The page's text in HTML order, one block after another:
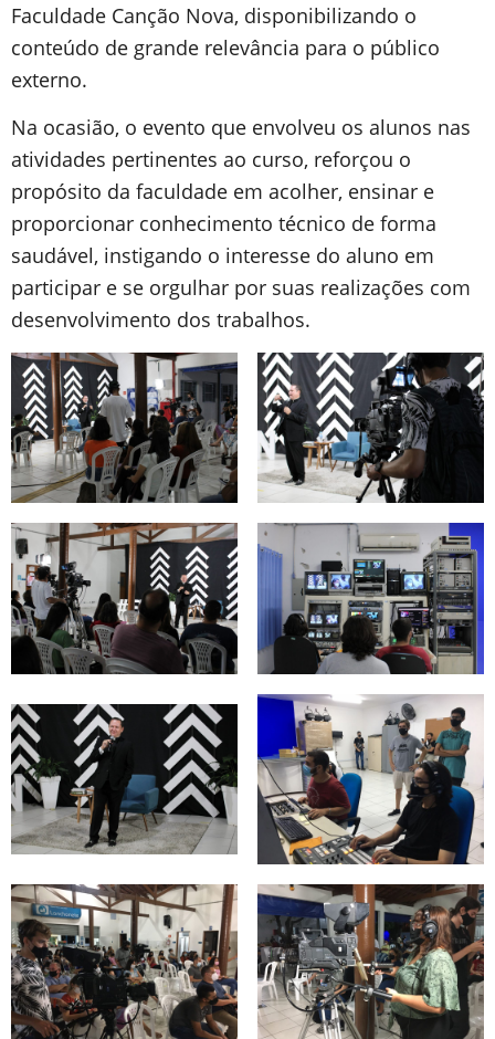
Faculdade Canção Nova, disponibilizando o
conteúdo de grande relevância para o público
externo.
Na ocasião, o evento que envolveu os alunos nas
atividades pertinentes ao curso, reforçou o
propósito da faculdade em acolher, ensinar e
proporcionar conhecimento técnico de forma
saudável, instigando o interesse do aluno em
participar e se orgulhar por suas realizações com
desenvolvimento dos trabalhos.